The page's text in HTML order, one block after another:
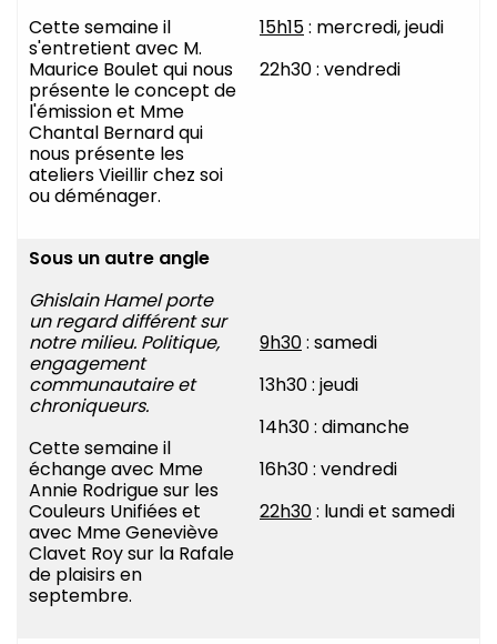
Cette semaine il
s'entretient avec M.
Maurice Boulet qui nous
présente le concept de
l'émission et Mme
Chantal Bernard qui
nous présente les
ateliers Vieillir chez soi
ou déménager.
15h15: mercredi, jeudi
22h30 : vendredi
Sous un autre angle
Ghislain Hamel porte
un regard différent sur
notre milieu. Politique,
engagement
communautaire et
chroniqueurs.
Cette semaine il
échange avec Mme
Annie Rodrigue sur les
Couleurs Unifiées et
avec Mme Geneviève
Clavet Roy sur la Rafale
de plaisirs en
septembre.
9h30: samedi
13h30 : jeudi
14h30 : dimanche
16h30 : vendredi
22h30: lundi et samedi